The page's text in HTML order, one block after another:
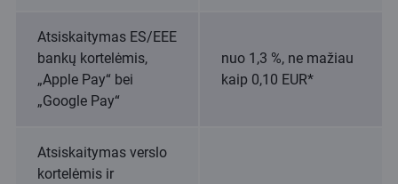
Atsiskaitymas ES/EEE
bankų kortelėmis,
„Apple Pay“ bei
„Google Pay“
nuo 1,3 %, ne mažiau
kaip 0,10 EUR*
Atsiskaitymas verslo
kortelėmis ir